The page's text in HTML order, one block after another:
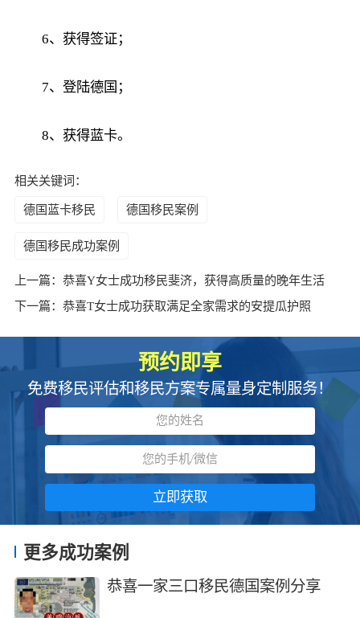
6、获得签证；
7、登陆德国；
8、获得蓝卡。
相关关键词：
德国蓝卡移民 德国移民案例
德国移民成功案例
上一篇： 恭喜Y女士成功移民斐济，获得高质量的晚年生活
下一篇： 恭喜T女士成功获取满足全家需求的安提瓜护照
预约即享
免费移民评估和移民方案专属量身定制服务！
立即获取
更多成功案例
恭喜一家三口移民德国案例分享